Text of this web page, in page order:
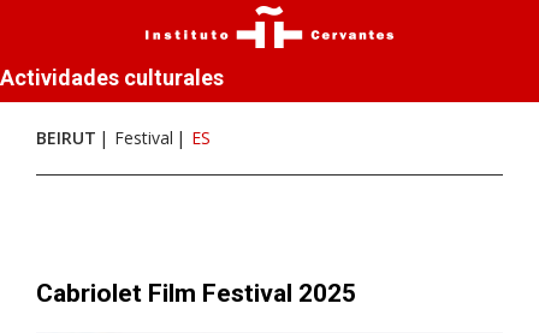
Actividades culturales
BEIRUT Festival ES
Cabriolet Film Festival 2025